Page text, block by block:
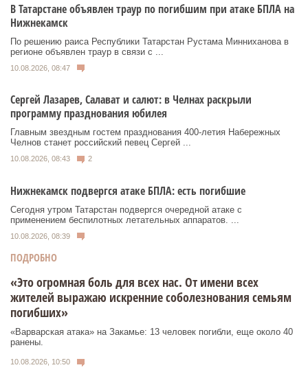
В Татарстане объявлен траур по погибшим при атаке БПЛА на
Нижнекамск
По решению раиса Республики Татарстан Рустама Минниханова в
регионе объявлен траур в связи с ...
10.08.2026, 08:47
Сергей Лазарев, Салават и салют: в Челнах раскрыли
программу празднования юбилея
Главным звездным гостем празднования 400-летия Набережных
Челнов станет российский певец Сергей ...
10.08.2026, 08:43 2
Нижнекамск подвергся атаке БПЛА: есть погибшие
Сегодня утром Татарстан подвергся очередной атаке с
применением беспилотных летательных аппаратов. ...
10.08.2026, 08:39
ПОДРОБНО
«Это огромная боль для всех нас. От имени всех
жителей выражаю искренние соболезнования семьям
погибших»
«Варварская атака» на Закамье: 13 человек погибли, еще около 40
ранены.
10.08.2026, 10:50